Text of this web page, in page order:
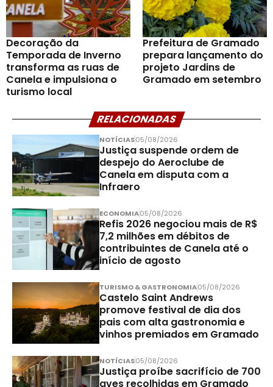
Decoração da
Temporada de Inverno
transforma as ruas de
Canela e impulsiona o
turismo local
Prefeitura de Gramado
prepara lançamento do
projeto Jardins de
Gramado em setembro
RELACIONADAS
NOTÍCIAS05/08/2026
Justiça suspende ordem de
despejo do Aeroclube de
Canela em disputa com a
Infraero
ECONOMIA05/08/2026
Refis 2026 negociou mais de R$
7,2 milhões em débitos de
contribuintes de Canela até o
início de agosto
TURISMO & GASTRONOMIA05/08/2026
Castelo Saint Andrews
promove festival de dia dos
pais com alta gastronomia e
vinhos premiados em Gramado
NOTÍCIAS05/08/2026
Justiça proíbe sacrifício de 700
aves recolhidas em Gramado